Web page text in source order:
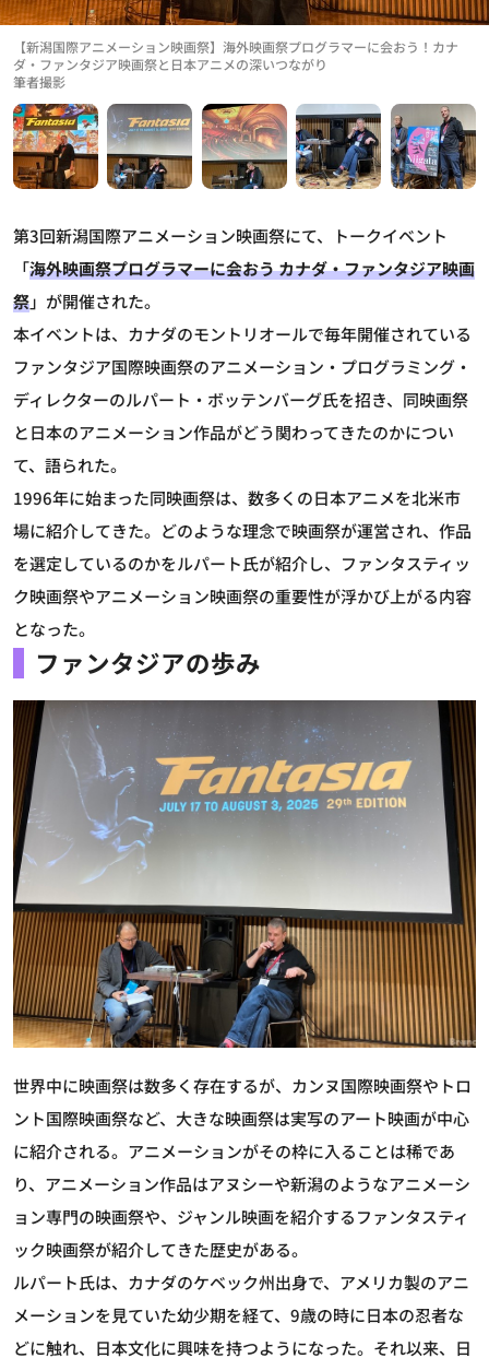
筆者撮影
【新潟国際アニメーション映画祭】海外映画祭プログラマーに会おう！カナ
ダ・ファンタジア映画祭と日本アニメの深いつながり
第3回新潟国際アニメーション映画祭にて、トークイベント
「海外映画祭プログラマーに会おう カナダ・ファンタジア映画
祭」が開催された。
本イベントは、カナダのモントリオールで毎年開催されている
ファンタジア国際映画祭のアニメーション・プログラミング・
ディレクターのルパート・ボッテンバーグ氏を招き、同映画祭
と日本のアニメーション作品がどう関わってきたのかについ
て、語られた。
1996年に始まった同映画祭は、数多くの日本アニメを北米市
場に紹介してきた。どのような理念で映画祭が運営され、作品
を選定しているのかをルパート氏が紹介し、ファンタスティッ
ク映画祭やアニメーション映画祭の重要性が浮かび上がる内容
となった。
ファンタジアの歩み
世界中に映画祭は数多く存在するが、カンヌ国際映画祭やトロ
ント国際映画祭など、大きな映画祭は実写のアート映画が中心
に紹介される。アニメーションがその枠に入ることは稀であ
り、アニメーション作品はアヌシーや新潟のようなアニメーシ
ョン専門の映画祭や、ジャンル映画を紹介するファンタスティ
ック映画祭が紹介してきた歴史がある。
ルパート氏は、カナダのケベック州出身で、アメリカ製のアニ
メーションを見ていた幼少期を経て、9歳の時に日本の忍者な
どに触れ、日本文化に興味を持つようになった。それ以来、日